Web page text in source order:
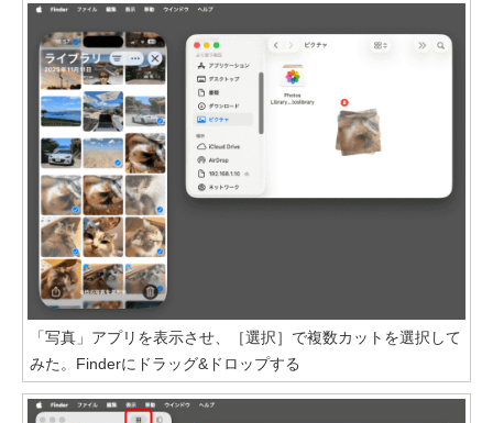
「写真」アプリを表示させ、［選択］で複数カットを選択して
みた。Finderにドラッグ&ドロップする